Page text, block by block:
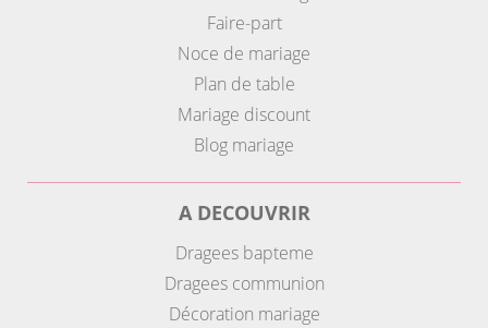
Faire-part
Noce de mariage
Plan de table
Mariage discount
Blog mariage
A DECOUVRIR
Dragees bapteme
Dragees communion
Décoration mariage